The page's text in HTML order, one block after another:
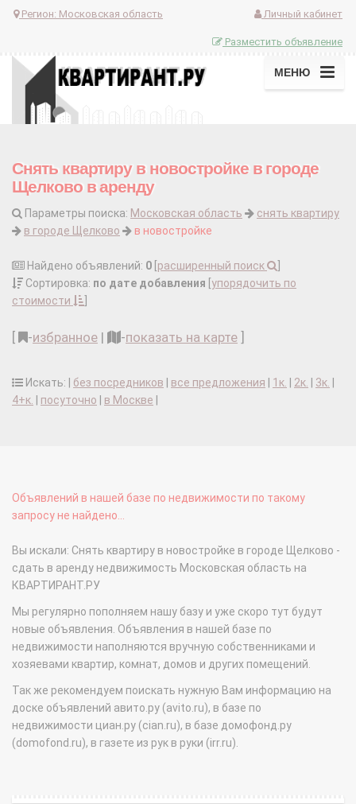
Регион: Московская область Личный кабинет
Разместить объявление
МЕНЮ
Снять квартиру в новостройке в городе
Щелково в аренду
Параметры поиска: Московская область
снять квартиру
в городе Щелково
в новостройке
Найдено объявлений: 0 расширенный поиск
Сортировка: по дате добавления упорядочить по
стоимости
-избранное | -показать на карте
Искать: | без посредников все предложения 1к. 2к. 3к.
4+к.
посуточно в Москве
Объявлений в нашей базе по недвижимости по такому
запросу не найдено...
Вы искали: Снять квартиру в новостройке в городе Щелково -
сдать в аренду недвижимость Московская область на
КВАРТИРАНТ.РУ
Мы регулярно пополняем нашу базу и уже скоро тут будут
новые объявления. Объявления в нашей базе по
недвижимости наполняются вручную собственниками и
хозяевами квартир, комнат, домов и других помещений.
Так же рекомендуем поискать нужную Вам информацию на
доске объявлений авито.ру (avito.ru), в базе по
недвижимости циан.ру (cian.ru), в базе домофонд.ру
(domofond.ru), в газете из рук в руки (irr.ru).